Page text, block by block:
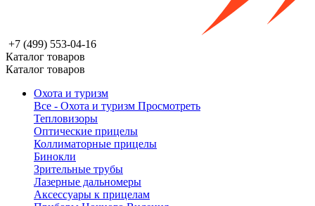
+7 (499) 553-04-16
Каталог товаров
Каталог товаров
Охота и туризм
Все - Охота и туризм Просмотреть
Тепловизоры
Оптические прицелы
Коллиматорные прицелы
Бинокли
Зрительные трубы
Лазерные дальномеры
Аксессуары к прицелам